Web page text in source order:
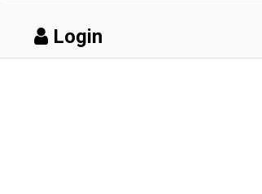
Login